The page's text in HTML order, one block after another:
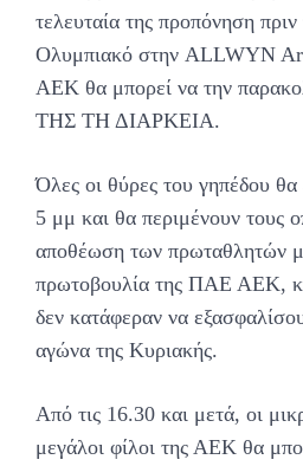
τελευταία της προπόνηση
Ολυμπιακό στην ALLWYN
ΑΕΚ θα μπορεί να την
ΤΗΣ ΤΗ ΔΙΑΡΚΕΙΑ.
Όλες οι θύρες του γηπέδου θα
5 μμ και θα περιμένουν τους
αποθέωση των πρωταθλητών
πρωτοβουλία της ΠΑΕ ΑΕΚ,
δεν κατάφεραν να
αγώνα της Κυριακής.
Από τις 16.30 και μετά, οι
μεγάλοι φίλοι της ΑΕΚ θα